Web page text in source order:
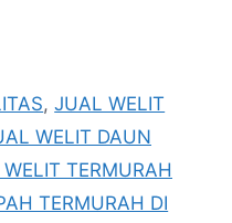
,JUAL WELIT
WELIT DAUN
TERMURAH
TERMURAH DI